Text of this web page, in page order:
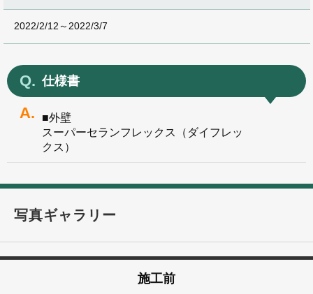
2022/2/12～2022/3/7
仕様書
■外壁
スーパーセランフレックス（ダイフレッ
クス）
写真ギャラリー
施工前